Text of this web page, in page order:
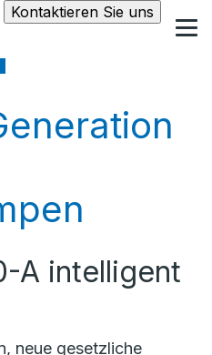
Kontaktieren Sie uns
A intelligent
neue gesetzliche